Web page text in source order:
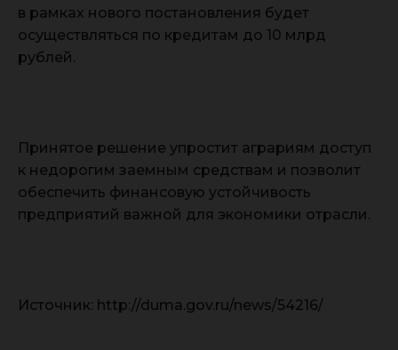
в рамках нового постановления будет
осуществляться по кредитам до 10 млрд
рублей.
Принятое решение упростит аграриям доступ
к недорогим заемным средствам и позволит
обеспечить финансовую устойчивость
предприятий важной для экономики отрасли.
Источник: http://duma.gov.ru/news/54216/